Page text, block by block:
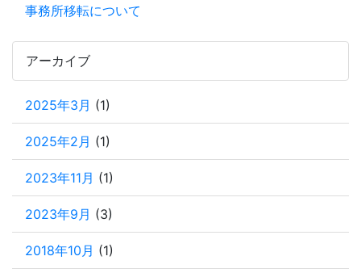
事務所移転について
アーカイブ
2025年3月 (1)
2025年2月 (1)
2023年11月 (1)
2023年9月 (3)
2018年10月 (1)